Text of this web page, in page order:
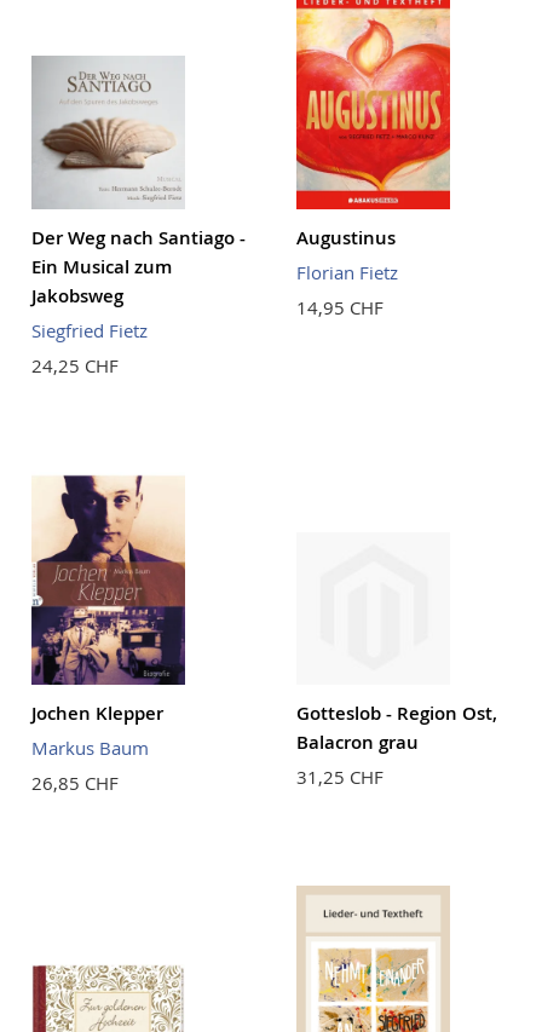
Der Weg nach Santiago -
Ein Musical zum
Jakobsweg
Siegfried Fietz
24,25 CHF
Augustinus
Florian Fietz
14,95 CHF
Jochen Klepper
Markus Baum
26,85 CHF
Gotteslob - Region Ost,
Balacron grau
31,25 CHF